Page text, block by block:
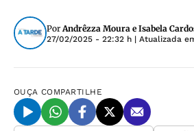
PorAndrêzza Moura e Isabela
27/02/2025 - 22:32 h | Atualizada
OUÇA COMPARTILHE